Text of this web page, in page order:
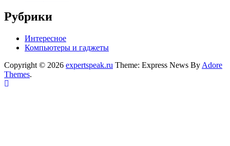
Рубрики
Интересное
Компьютеры и гаджеты
Copyright © 2026 expertspeak.ru Theme: Express News By Adore
Themes.